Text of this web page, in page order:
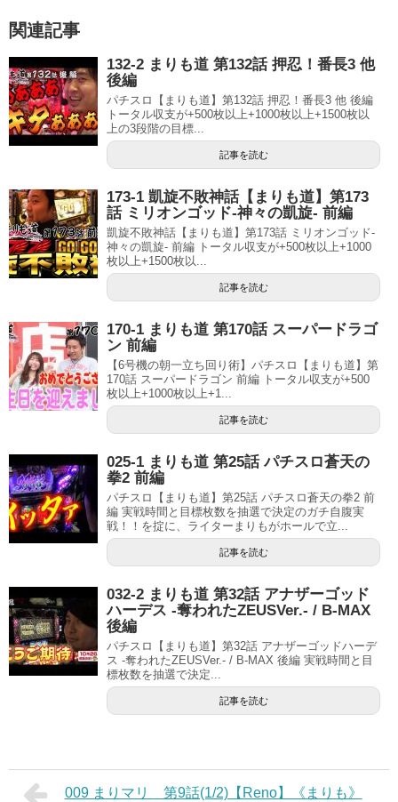
関連記事
132-2 まりも道 第132話 押忍！番長3 他
後編
パチスロ【まりも道】第132話 押忍！番長3 他 後編
トータル収支が+500枚以上+1000枚以上+1500枚以
上の3段階の目標...
記事を読む
173-1 凱旋不敗神話【まりも道】第173
話 ミリオンゴッド-神々の凱旋- 前編
凱旋不敗神話【まりも道】第173話 ミリオンゴッド-
神々の凱旋- 前編 トータル収支が+500枚以上+1000
枚以上+1500枚以...
記事を読む
170-1 まりも道 第170話 スーパードラゴ
ン 前編
【6号機の朝一立ち回り術】パチスロ【まりも道】第
170話 スーパードラゴン 前編 トータル収支が+500
枚以上+1000枚以上+1...
記事を読む
025-1 まりも道 第25話 パチスロ蒼天の
拳2 前編
パチスロ【まりも道】第25話 パチスロ蒼天の拳2 前
編 実戦時間と目標枚数を抽選で決定のガチ自腹実
戦！！を掟に、ライターまりもがホールで立...
記事を読む
032-2 まりも道 第32話 アナザーゴッド
ハーデス -奪われたZEUSVer.- / B-MAX
後編
パチスロ【まりも道】第32話 アナザーゴッドハーデ
ス -奪われたZEUSVer.- / B-MAX 後編 実戦時間と目
標枚数を抽選で決定...
記事を読む
009 まりマリ 第9話(1/2)【Reno】《まりも》